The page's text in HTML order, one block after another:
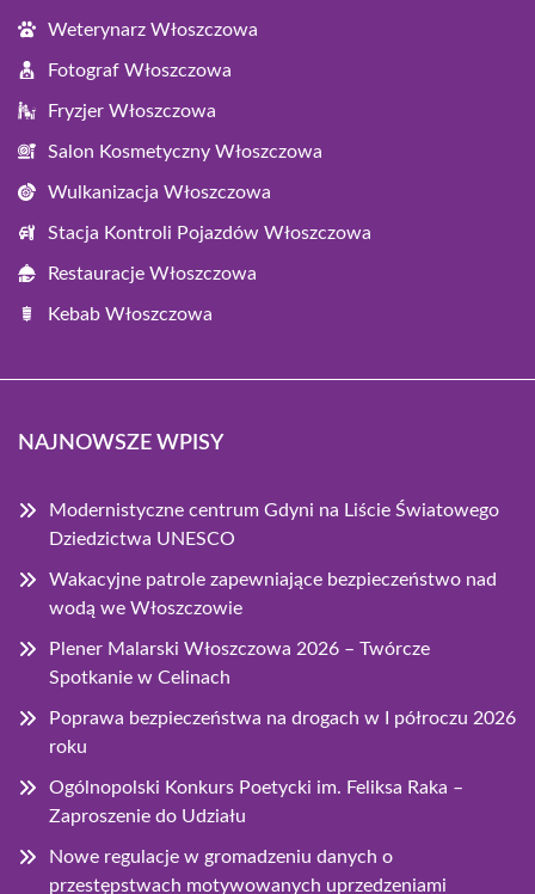
Weterynarz Włoszczowa
Fotograf Włoszczowa
Fryzjer Włoszczowa
Salon Kosmetyczny Włoszczowa
Wulkanizacja Włoszczowa
Stacja Kontroli Pojazdów Włoszczowa
Restauracje Włoszczowa
Kebab Włoszczowa
NAJNOWSZE WPISY
Modernistyczne centrum Gdyni na Liście Światowego
Dziedzictwa UNESCO
Wakacyjne patrole zapewniające bezpieczeństwo nad
wodą we Włoszczowie
Plener Malarski Włoszczowa 2026 – Twórcze
Spotkanie w Celinach
Poprawa bezpieczeństwa na drogach w I półroczu 2026
roku
Ogólnopolski Konkurs Poetycki im. Feliksa Raka –
Zaproszenie do Udziału
Nowe regulacje w gromadzeniu danych o
przestępstwach motywowanych uprzedzeniami